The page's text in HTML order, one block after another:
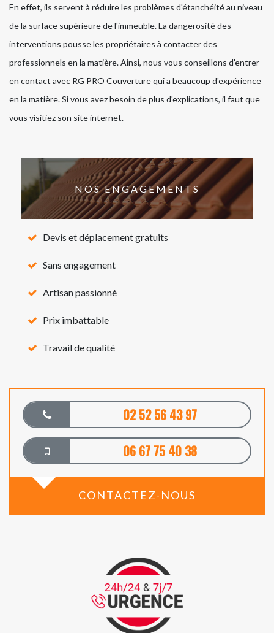
En effet, ils servent à réduire les problèmes d'étanchéité au niveau
de la surface supérieure de l'immeuble. La dangerosité des
interventions pousse les propriétaires à contacter des
professionnels en la matière. Ainsi, nous vous conseillons d'entrer
en contact avec RG PRO Couverture qui a beaucoup d'expérience
en la matière. Si vous avez besoin de plus d'explications, il faut que
vous visitiez son site internet.
NOS ENGAGEMENTS
Devis et déplacement gratuits
Sans engagement
Artisan passionné
Prix imbattable
Travail de qualité
02 52 56 43 97
06 67 75 40 38
CONTACTEZ-NOUS